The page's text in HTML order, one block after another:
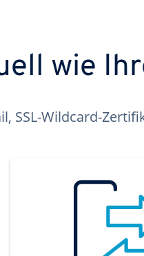
wie
SSL-Wildcard-